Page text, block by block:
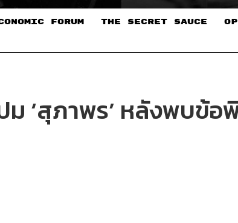
FORUM THE SECRET SAUCE​
ม ‘สุภาพร’ หลังพบข้